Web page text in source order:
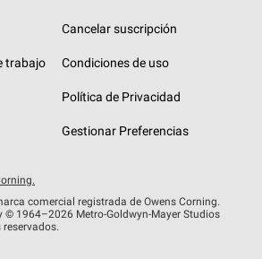
de techos
trabajo
Cancelar suscripción
Condiciones de uso
Política de Privacidad
Gestionar Preferencias
comercial registrada de Owens Corning.
© 1964–2026 Metro-Goldwyn-Mayer Studios
reservados.